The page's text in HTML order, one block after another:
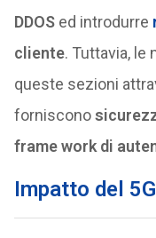
DDOSed introdurre
cliente. Tuttavia, le
queste sezioni
forniscono
frame work di
Impatto del